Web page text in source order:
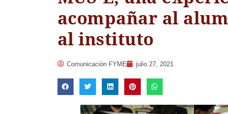
acompañar al
al instituto
Comunicación FYME julio 27, 2021